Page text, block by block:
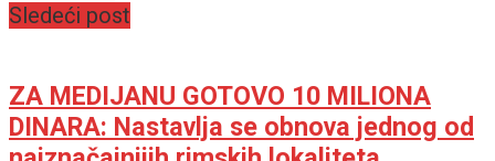
Sledeći post
ZA MEDIJANU GOTOVO 10 MILIONA
DINARA: Nastavlja se obnova jednog od